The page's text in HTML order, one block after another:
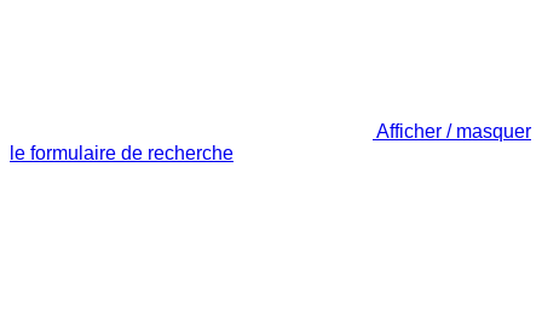
Afficher / masquer
le formulaire de recherche